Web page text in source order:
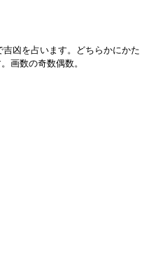
凶を占います。どちらかにかた
画数の奇数偶数。